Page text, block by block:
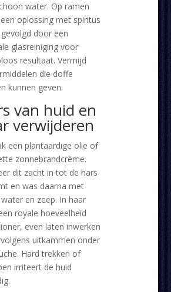
water. Op ramen
oplossing met spiritus
door een
glasreiniging voor
resultaat. Vermijd
die doffe
kunnen geven.
van huid en
verwijderen
een plantaardige olie of
zonnebrandcrème.
dit zacht in tot de hars
en was daarna met
en zeep. In haar
royale hoeveelheid
even laten inwerken
uitkammen onder
Hard trekken of
irriteert de huid